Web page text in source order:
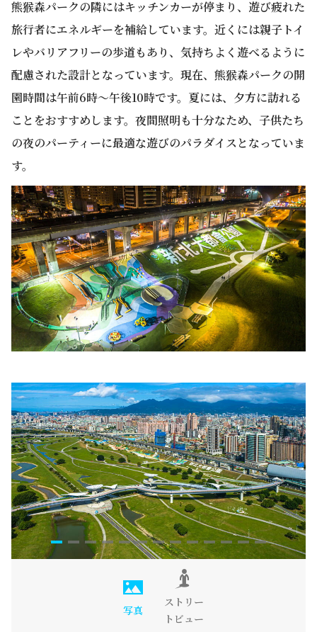
熊猴森パークの隣にはキッチンカーが停まり、遊び疲れた
旅行者にエネルギーを補給しています。近くには親子トイ
レやバリアフリーの歩道もあり、気持ちよく遊べるように
配慮された設計となっています。現在、熊猴森パークの開
園時間は午前6時～午後10時です。夏には、夕方に訪れる
ことをおすすめします。夜間照明も十分なため、子供たち
の夜のパーティーに最適な遊びのパラダイスとなっていま
す。
写真
ストリー
トビュー